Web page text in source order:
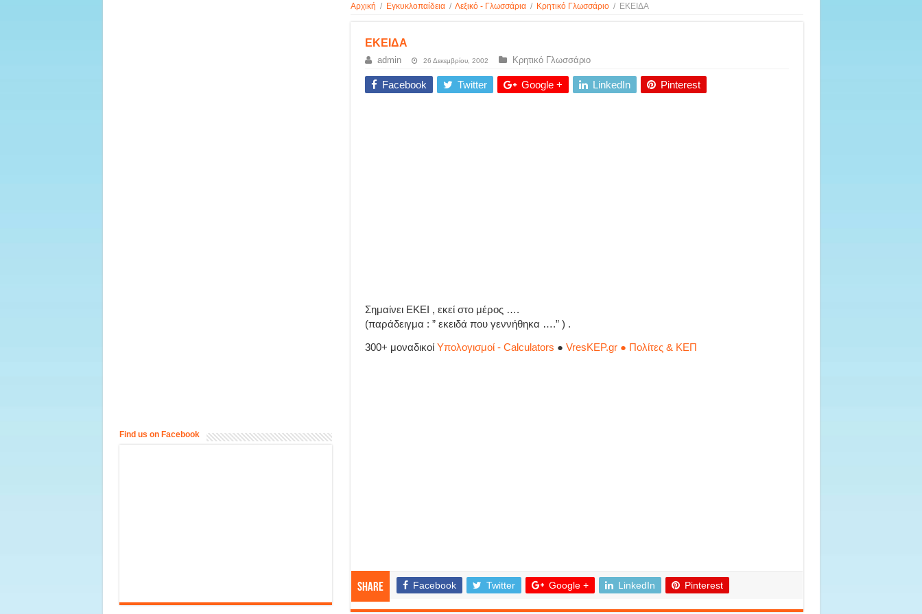
Αρχική / Εγκυκλοπαίδεια / Λεξικό - Γλωσσάρια / Κρητικό Γλωσσάριο / ΕΚΕΙΔΑ
ΕΚΕΙΔΑ
admin 26 Δεκεμβρίου, 2002 Κρητικό Γλωσσάριο
Facebook Twitter Google + LinkedIn Pinterest
Σημαίνει ΕΚΕΙ , εκεί στο μέρος ….
(παράδειγμα : ” εκειδά που γεννήθηκα ….” ) .
300+ μοναδικοί Υπολογισμοί - Calculators ● VresKEP.gr ● Πολίτες & ΚΕΠ
Share Facebook Twitter Google + LinkedIn Pinterest
Find us on Facebook